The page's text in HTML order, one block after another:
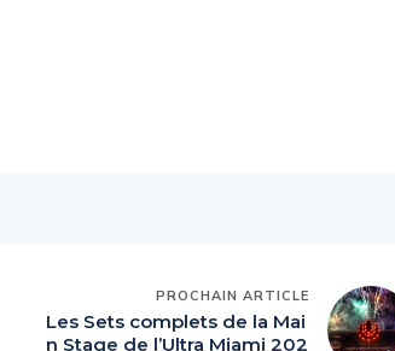
PROCHAIN ARTICLE
Les Sets complets de la Mai
n Stage de l’Ultra Miami 202